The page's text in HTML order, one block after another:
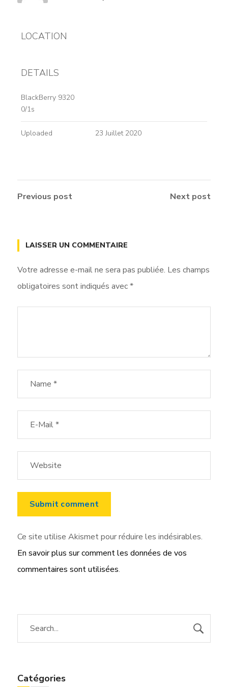
LOCATION
DETAILS
BlackBerry 9320
0/1s
Uploaded 23 Juillet 2020
Previous post Next post
LAISSER UN COMMENTAIRE
Votre adresse e-mail ne sera pas publiée. Les champs
obligatoires sont indiqués avec*
Ce site utilise Akismet pour réduire les indésirables.
En savoir plus sur comment les données de vos
commentaires sont utilisées.
Catégories